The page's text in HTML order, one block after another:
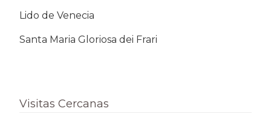
Lido de Venecia
Santa Maria Gloriosa dei Frari
Visitas Cercanas